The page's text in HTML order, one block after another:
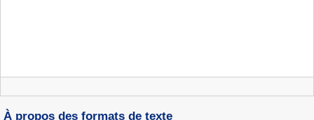
À propos des formats de texte